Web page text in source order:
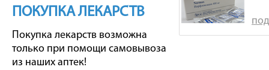
ПОКУПКА ЛЕКАРСТВ
Покупка лекарств возможна
только при помощи самовывоза
из наших аптек!